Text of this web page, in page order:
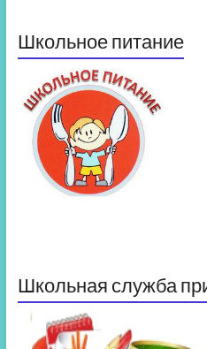
Школьное питание
Школьная служба